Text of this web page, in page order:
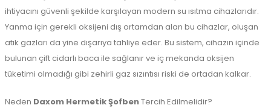
ihtiyacını güvenli şekilde karşılayan modern su ısıtma cihazlarıdır.
Yanma için gerekli oksijeni dış ortamdan alan bu cihazlar, oluşan
atık gazları da yine dışarıya tahliye eder. Bu sistem, cihazın içinde
bulunan çift cidarlı baca ile sağlanır ve iç mekanda oksijen
tüketimi olmadığı gibi zehirli gaz sızıntısı riski de ortadan kalkar.
Neden Daxom Hermetik ŞofbenTercih Edilmelidir?